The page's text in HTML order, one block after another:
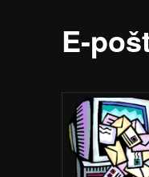
E-